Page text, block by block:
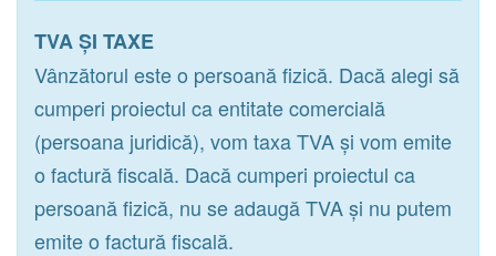
TVA ȘI TAXE
Vânzătorul este o persoană fizică. Dacă alegi să
cumperi proiectul ca entitate comercială
(persoana juridică), vom taxa TVA și vom emite
o factură fiscală. Dacă cumperi proiectul ca
persoană fizică, nu se adaugă TVA și nu putem
emite o factură fiscală.